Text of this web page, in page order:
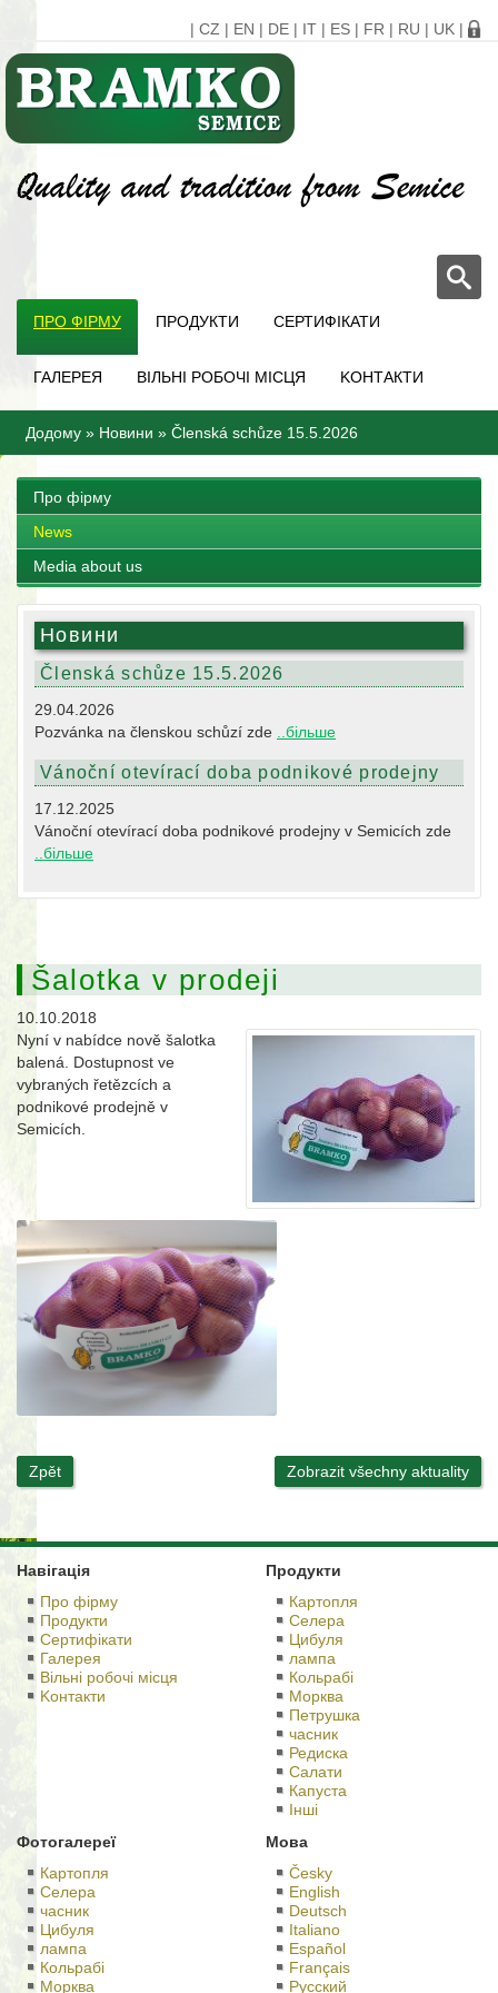
| CZ | EN | DE | IT | ES | FR | RU | UK |
ПРО ФІРМУ ПРОДУКТИ СЕРТИФІКАТИ
ГАЛЕРЕЯ ВІЛЬНІ РОБОЧІ МІСЦЯ KОНТАКТИ
Додому » Новини » Členská schůze 15.5.2026
Про фірму
News
Media about us
Новини
Členská schůze 15.5.2026
29.04.2026
Pozvánka na členskou schůzí zde
..більше
Vánoční otevírací doba podnikové prodejny
17.12.2025
Vánoční otevírací doba podnikové prodejny v Semicích zde
..більше
Šalotka v prodeji
10.10.2018
Nyní v nabídce nově šalotka
balená. Dostupnost ve
vybraných řetězcích a
podnikové prodejně v
Semicích.
Zpět Zobrazit všechny aktuality
Навігація
Про фірму
Продукти
Сертифікати
Галерея
Вільні робочі місця
Kонтакти
Продукти
Картопля
Селера
Цибуля
лампа
Кольрабі
Морква
Петрушка
часник
Редиска
Салати
Капуста
Іншi
Фотогалереї
Картопля
Селера
часник
Цибуля
лампа
Кольрабі
Морква
Мова
Česky
English
Deutsch
Italiano
Español
Français
Русский